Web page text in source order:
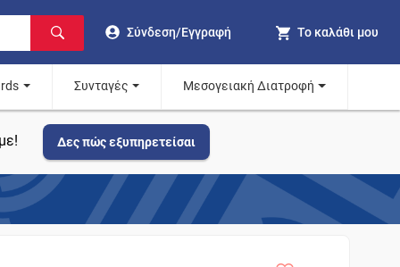
Σύνδεση/Εγγραφή Το καλάθι μου
Συνταγές Μεσογειακή Διατροφή
Δες πώς εξυπηρετείσαι